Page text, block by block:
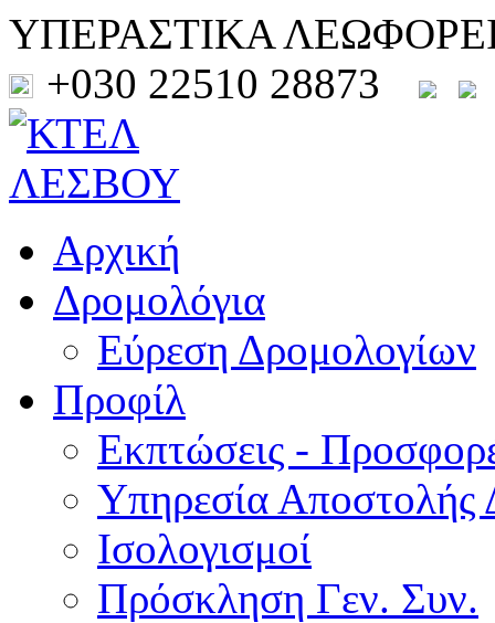
ΥΠΕΡΑΣΤΙΚΑ
+030 22510 28873
Αρχική
Δρομολόγια
Εύρεση Δρομολογίων
Προφίλ
Εκπτώσεις -
Υπηρεσία Αποστολής
Ισολογισμοί
Πρόσκληση Γεν. Συν.